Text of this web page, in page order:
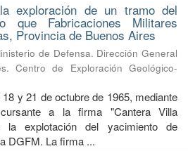
exploración de un tramo del
que Fabricaciones Militares
Provincia de Buenos Aires
de Defensa. Dirección General
Centro de Exploración Geológico-
y 21 de octubre de 1965, mediante
a la firma "Cantera Villa
la explotación del yacimiento de
DGFM. La firma ...